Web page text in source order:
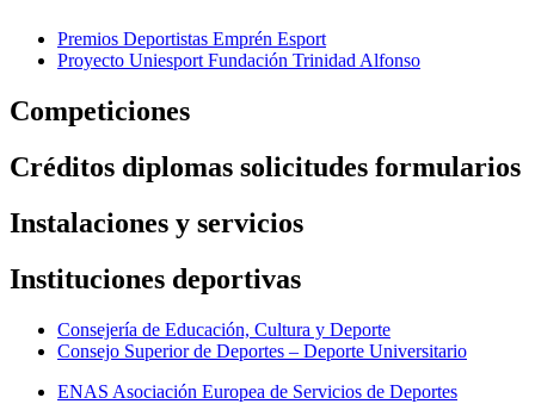
Premios Deportistas Emprén Esport
Proyecto Uniesport Fundación Trinidad Alfonso
Competiciones
Créditos diplomas solicitudes formularios
Instalaciones y servicios
Instituciones deportivas
Consejería de Educación, Cultura y Deporte
Consejo Superior de Deportes – Deporte Universitario
ENAS Asociación Europea de Servicios de Deportes